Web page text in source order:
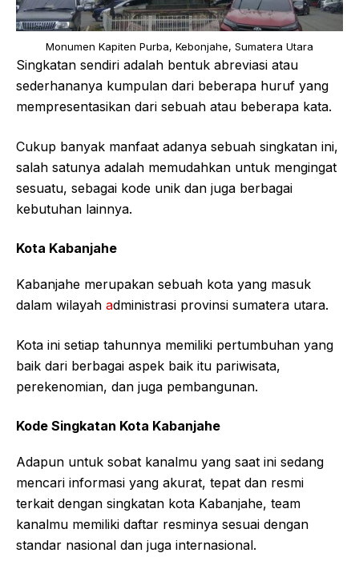
Monumen Kapiten Purba, Kebonjahe, Sumatera Utara
Singkatan sendiri adalah bentuk abreviasi atau
sederhananya kumpulan dari beberapa huruf yang
mempresentasikan dari sebuah atau beberapa kata.
Cukup banyak manfaat adanya sebuah singkatan ini,
salah satunya adalah memudahkan untuk mengingat
sesuatu, sebagai kode unik dan juga berbagai
kebutuhan lainnya.
Kota Kabanjahe
Kabanjahe merupakan sebuah kota yang masuk
dalam wilayah administrasi provinsi sumatera utara.
Kota ini setiap tahunnya memiliki pertumbuhan yang
baik dari berbagai aspek baik itu pariwisata,
perekenomian, dan juga pembangunan.
Kode Singkatan Kota Kabanjahe
Adapun untuk sobat kanalmu yang saat ini sedang
mencari informasi yang akurat, tepat dan resmi
terkait dengan singkatan kota Kabanjahe, team
kanalmu memiliki daftar resminya sesuai dengan
standar nasional dan juga internasional.